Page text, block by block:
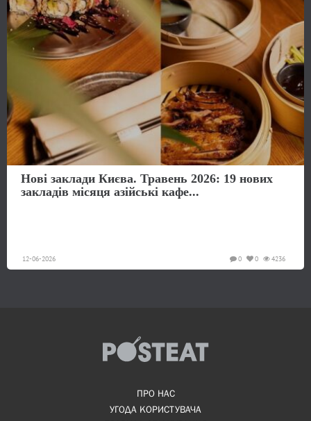
Нові заклади Києва. Травень 2026: 19 нових
закладів місяця азійські кафе...
12-06-2026 4236
0
0
ПРО НАС
УГОДА КОРИСТУВАЧА